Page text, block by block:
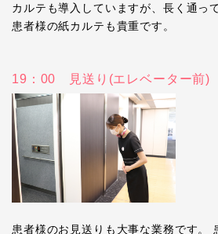
カルテも導入していますが、長く通っ
患者様の紙カルテも貴重です。
19：00 見送り(エレベーター前)
患者様のお見送りも大事な業務です。